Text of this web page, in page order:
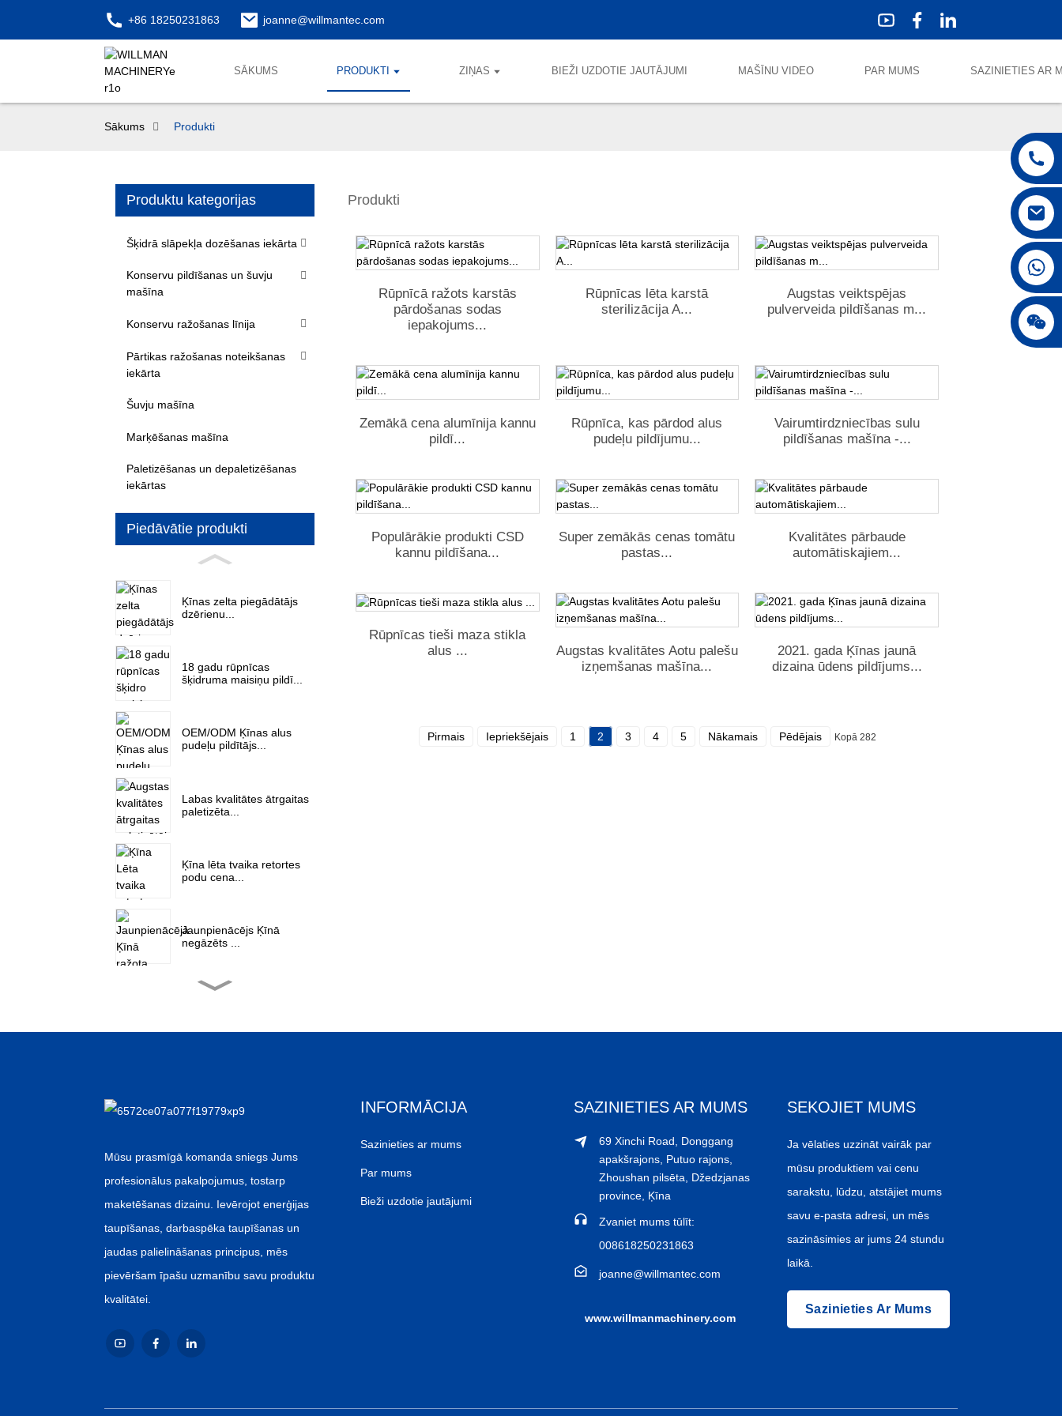
+86 18250231863 joanne@willmantec.com
SĀKUMS PRODUKTI ZIŅAS BIEŽI UZDOTIE JAUTĀJUMI MAŠĪNU VIDEO PAR MUMS SAZINIETIES AR
Sākums Produkti
Produktu kategorijas
Šķidrā slāpekļa dozēšanas iekārta
Konservu pildīšanas un šuvju
mašīna
Konservu ražošanas līnija
Pārtikas ražošanas noteikšanas
iekārta
Šuvju mašīna
Marķēšanas mašīna
Paletizēšanas un depaletizēšanas
iekārtas
Piedāvātie produkti
Ķīnas zelta piegādātājs
dzērienu...
18 gadu rūpnīcas
šķidruma maisiņu pildī...
OEM/ODM Ķīnas alus
pudeļu pildītājs...
Labas kvalitātes ātrgaitas
paletizēta...
Ķīna lēta tvaika retortes
podu cena...
Jaunpienācējs Ķīnā
negāzēts ...
Ķīnas vairumtirdzniecības
rūpnīcas tirdzniecības
vietas gāzētiem
Produkti
Rūpnīcā ražots karstās
pārdošanas sodas
iepakojums...
Rūpnīcas lēta karstā
sterilizācija A...
Augstas veiktspējas
pulverveida pildīšanas m...
Zemākā cena alumīnija kannu
pildī...
Rūpnīca, kas pārdod alus
pudeļu pildījumu...
Vairumtirdzniecības sulu
pildīšanas mašīna -...
Populārākie produkti CSD
kannu pildīšana...
Super zemākās cenas tomātu
pastas...
Kvalitātes pārbaude
automātiskajiem...
Rūpnīcas tieši maza stikla
alus ...
Augstas kvalitātes Aotu palešu
izņemšanas mašīna...
2021. gada Ķīnas jaunā
dizaina ūdens pildījums...
Pirmais Iepriekšējais 1 2 3 4 5 Nākamais Pēdējais Kopā 282
Mūsu prasmīgā komanda sniegs Jums
profesionālus pakalpojumus, tostarp
maketēšanas dizainu. Ievērojot enerģijas
taupīšanas, darbaspēka taupīšanas un
jaudas palielināšanas principus, mēs
pievēršam īpašu uzmanību savu produktu
kvalitātei.
INFORMĀCIJA
Sazinieties ar mums
Par mums
Bieži uzdotie jautājumi
SAZINIETIES AR MUMS
69 Xinchi Road, Donggang
apakšrajons, Putuo rajons,
Zhoushan pilsēta, Džedzjanas
province, Ķīna
Zvaniet mums tūlīt:
008618250231863
joanne@willmantec.com
www.willmanmachinery.com
SEKOJIET MUMS
Ja vēlaties uzzināt vairāk par
mūsu produktiem vai cenu
sarakstu, lūdzu, atstājiet mums
savu e-pasta adresi, un mēs
sazināsimies ar jums 24 stundu
laikā.
Sazinieties Ar Mums